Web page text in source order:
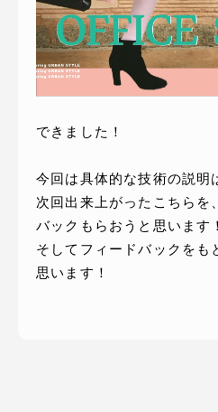
できました！
今回は具体的な技術の説明
次回出来上がったこちらを
バックもらおうと思います！
そしてフィードバックをも
思います！